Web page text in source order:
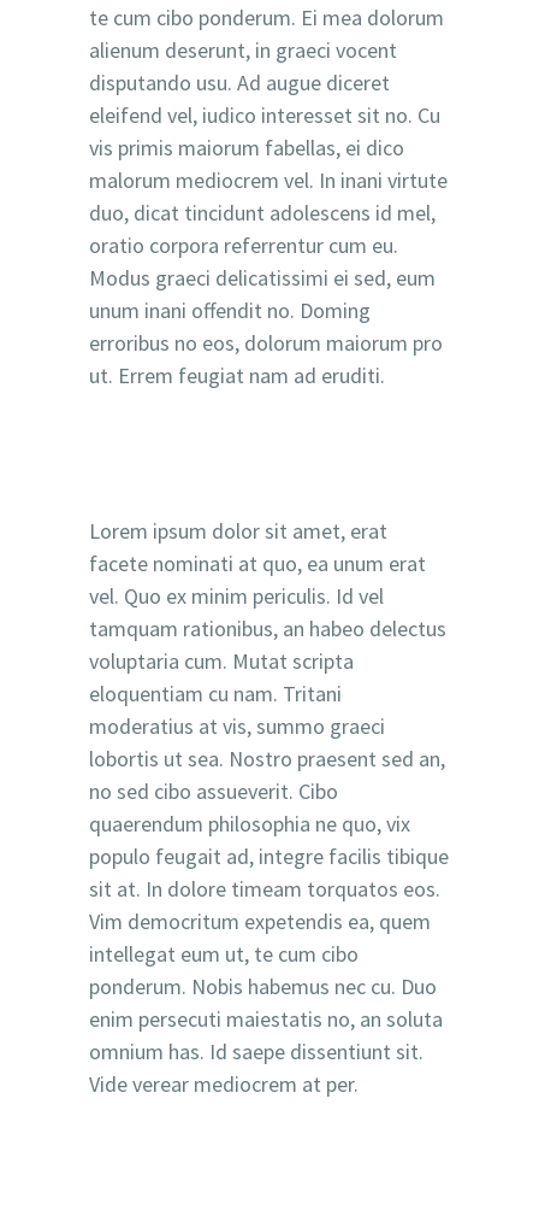
te cum cibo ponderum. Ei mea dolorum
alienum deserunt, in graeci vocent
disputando usu. Ad augue diceret
eleifend vel, iudico interesset sit no. Cu
vis primis maiorum fabellas, ei dico
malorum mediocrem vel. In inani virtute
duo, dicat tincidunt adolescens id mel,
oratio corpora referrentur cum eu.
Modus graeci delicatissimi ei sed, eum
unum inani offendit no. Doming
erroribus no eos, dolorum maiorum pro
ut. Errem feugiat nam ad eruditi.
Lorem ipsum dolor sit amet, erat
facete nominati at quo, ea unum erat
vel. Quo ex minim periculis. Id vel
tamquam rationibus, an habeo delectus
voluptaria cum. Mutat scripta
eloquentiam cu nam. Tritani
moderatius at vis, summo graeci
lobortis ut sea. Nostro praesent sed an,
no sed cibo assueverit. Cibo
quaerendum philosophia ne quo, vix
populo feugait ad, integre facilis tibique
sit at. In dolore timeam torquatos eos.
Vim democritum expetendis ea, quem
intellegat eum ut, te cum cibo
ponderum. Nobis habemus nec cu. Duo
enim persecuti maiestatis no, an soluta
omnium has. Id saepe dissentiunt sit.
Vide verear mediocrem at per.